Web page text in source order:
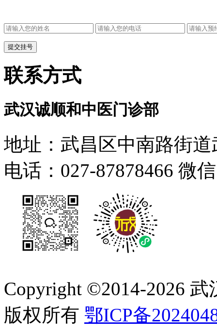
联系方式
武汉诚顺和中医门诊部
地址：武昌区中南路街
电话：027-87878466 微
Copyright ©2014-2026
版权所有 鄂ICP备